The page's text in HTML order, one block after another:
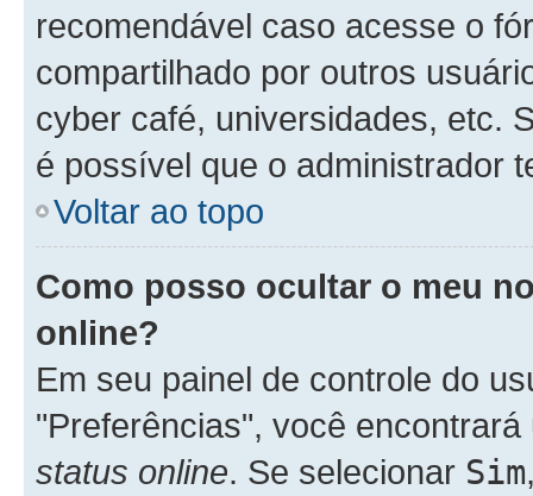
recomendável caso acesse o
compartilhado por outros
cyber café, universidades, etc.
é possível que o administrador
Voltar ao topo
Como posso ocultar o meu
online?
Em seu painel de controle do
"Preferências", você
status online. Se selecionar Sim